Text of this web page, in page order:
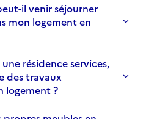
il venir séjourner
mon logement en
résidence services,
des travaux
logement ?